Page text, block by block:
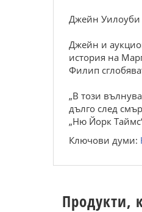
Джейн Уилоуби
Джейн и
история на
Филип
„В този
дълго след
„Ню Йорк
Ключови думи:
Продукти,